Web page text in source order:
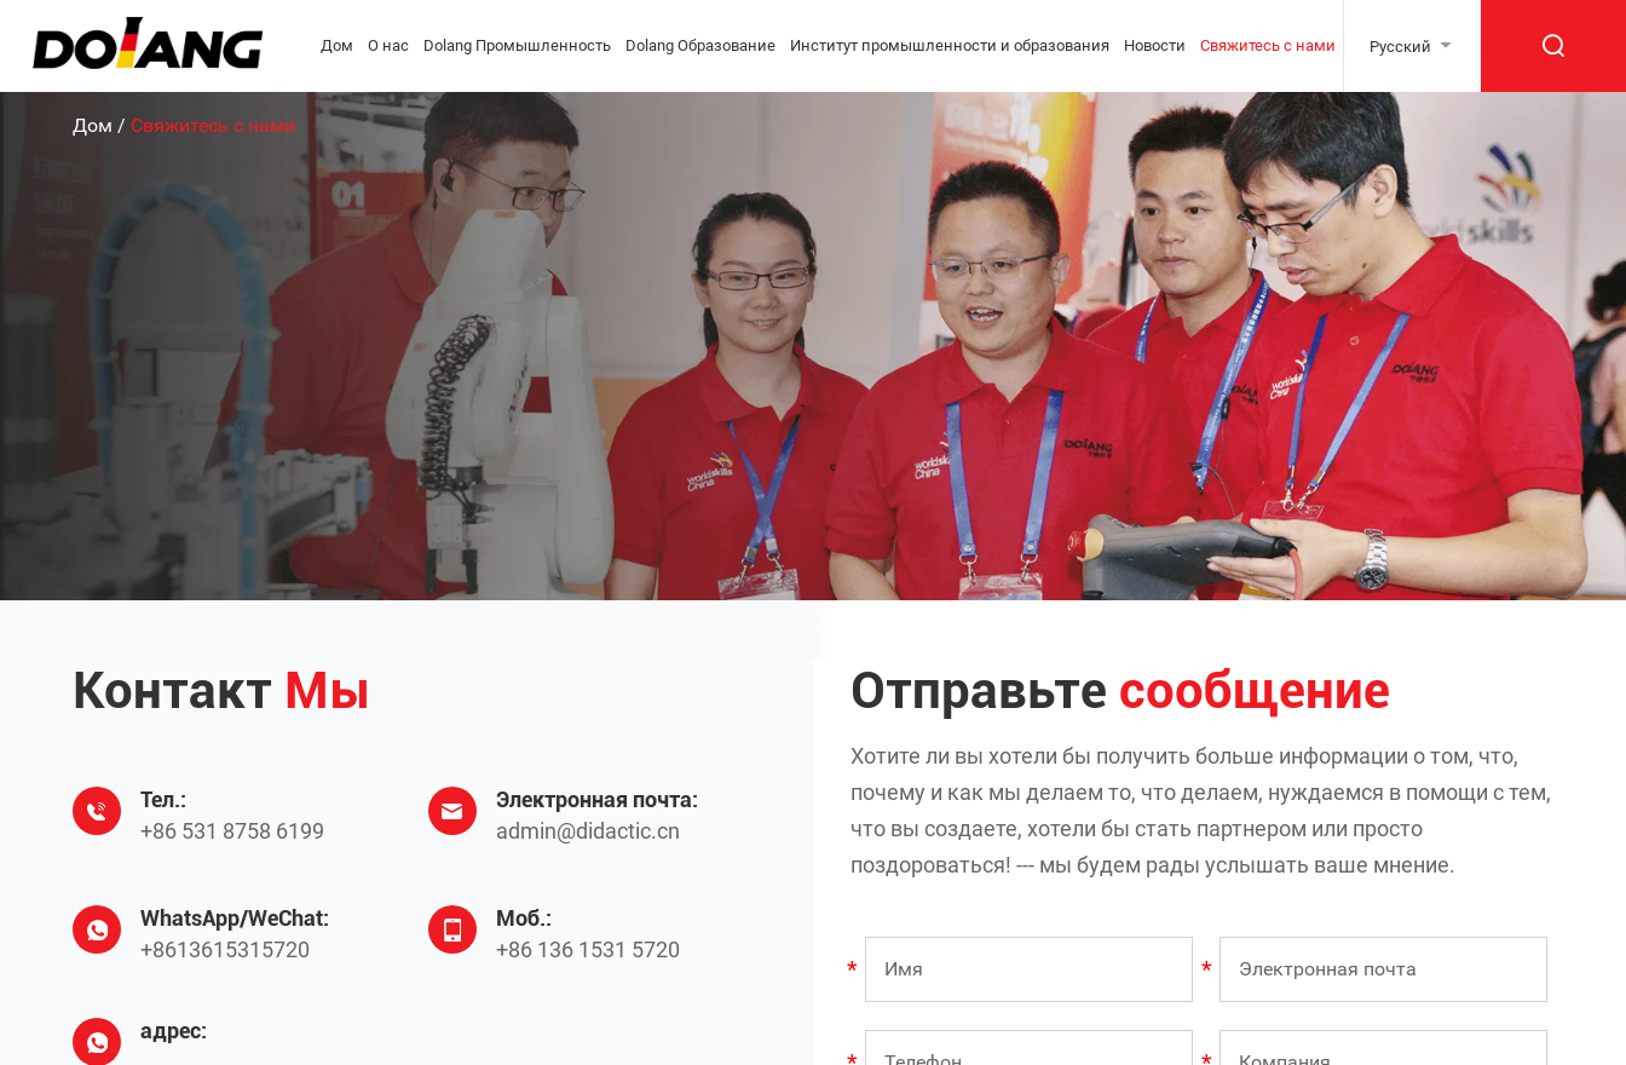
Дом О нас Dolang Промышленность Dolang Образование Институт промышленности и образования Новости Свяжитесь с нами Русский
Дом / Свяжитесь с нами
Контакт Мы
Тел.:
+86 531 8758 6199
Электронная почта:
admin@didactic.cn
WhatsApp/WeChat:
+8613615315720
Моб.:
+86 136 1531 5720
адрес:
Отправьте сообщение
Хотите ли вы хотели бы получить больше информации о том, что,
почему и как мы делаем то, что делаем, нуждаемся в помощи с тем,
что вы создаете, хотели бы стать партнером или просто
поздороваться! --- мы будем рады услышать ваше мнение.